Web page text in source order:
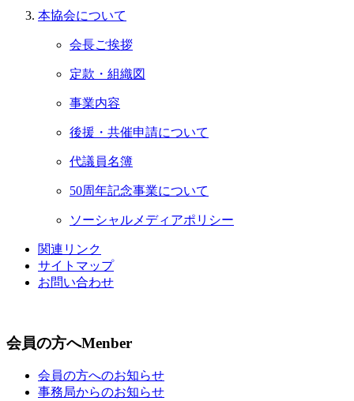
本協会について
会長ご挨拶
定款・組織図
事業内容
後援・共催申請について
代議員名簿
50周年記念事業について
ソーシャルメディアポリシー
関連リンク
サイトマップ
お問い合わせ
会員の方へMenber
会員の方へのお知らせ
事務局からのお知らせ